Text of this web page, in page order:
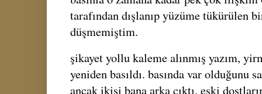
tarafından dışlanıp yüzüme tükürülen
düşmemiştim.
şikayet yollu kaleme alınmış yazım,
yeniden basıldı. basında var olduğunu
ancak ikisi bana arka çıktı. eski